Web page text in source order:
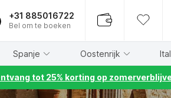
+31 885016722
Bel om te boeken
Spanje Oostenrijk
tot 25% korting op